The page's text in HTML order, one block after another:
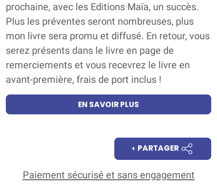
prochaine, avec les Editions Maïa, un succès.
Plus les préventes seront nombreuses, plus
mon livre sera promu et diffusé. En retour, vous
serez présents dans le livre en page de
remerciements et vous recevrez le livre en
avant-première, frais de port inclus !
EN SAVOIR PLUS
Paiement sécurisé et sans engagement
PARTAGER